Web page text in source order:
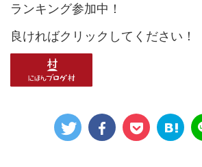
ランキング参加中！
良ければクリックしてください！